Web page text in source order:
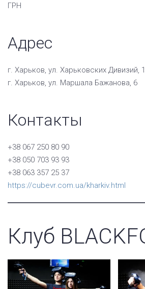
ГРН
Адрес
г. Харьков, ул. Харьковских Дивизий,
г. Харьков, ул. Маршала Бажанова, 6
Контакты
+38 067 250 80 90
+38 050 703 93 93
+38 063 357 25 37
https://cubevr.com.ua/kharkiv.html
Клуб